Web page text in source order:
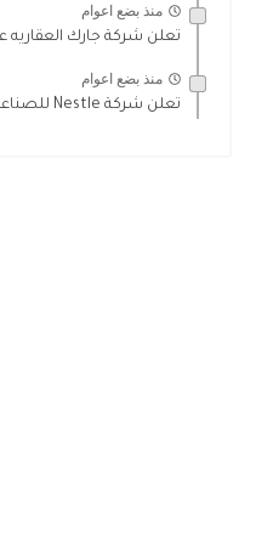
منذ بضع اعوام
تعلن شركة جارك
منذ بضع اعوام
تعلن شركة Nestle للصناعات الغذائية عن حاجتها لموظفين